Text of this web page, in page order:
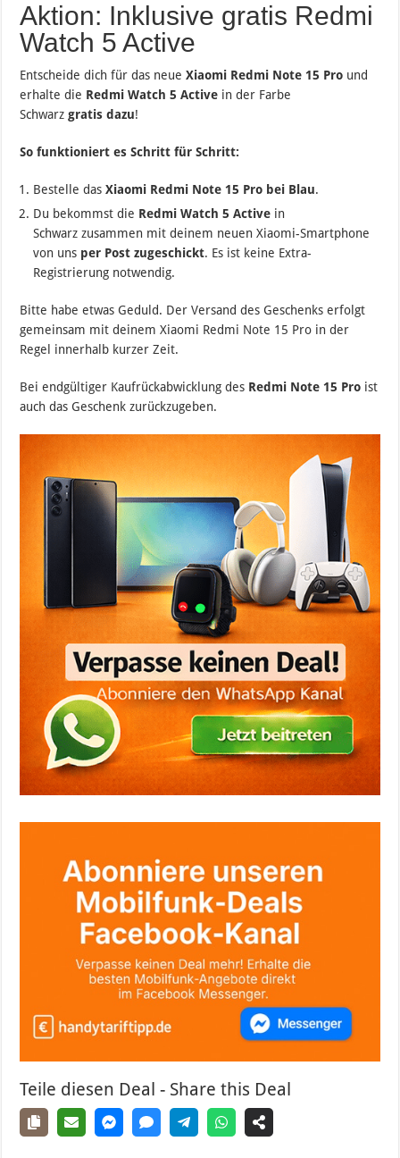
Aktion: Inklusive gratis Redmi
Watch 5 Active
Entscheide dich für das neueXiaomi Redmi Note 15 Pro und
erhalte die Redmi Watch 5 Active in der Farbe
Schwarzgratis dazu!
So funktioniert es Schritt für Schritt:
Bestelle dasXiaomi Redmi Note 15 Pro bei Blau.
Du bekommst die Redmi Watch 5 Active in
Schwarz zusammen mit deinem neuen Xiaomi-Smartphone
von uns per Post zugeschickt. Es ist keine Extra-
Registrierung notwendig.
Bitte habe etwas Geduld. Der Versand des Geschenks erfolgt
gemeinsam mit deinem Xiaomi Redmi Note 15 Pro in der
Regel innerhalb kurzer Zeit.
Bei endgültiger Kaufrückabwicklung des Redmi Note 15 Pro ist
auch das Geschenk zurückzugeben.
Teile diesen Deal - Share this Deal